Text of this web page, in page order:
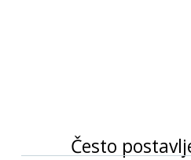
Često